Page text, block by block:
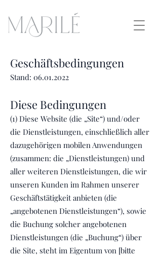
Geschäftsbedingungen
Stand: 06.01.2022
Diese Bedingungen
(1) Diese Website (die „Site“) und/oder
die Dienstleistungen, einschließlich aller
dazugehörigen mobilen Anwendungen
(zusammen: die „Dienstleistungen) und
aller weiteren Dienstleistungen, die wir
unseren Kunden im Rahmen unserer
Geschäftstätigkeit anbieten (die
„angebotenen Dienstleistungen“), sowie
die Buchung solcher angebotenen
Dienstleistungen (die „Buchung“) über
die Site, steht im Eigentum von [bitte